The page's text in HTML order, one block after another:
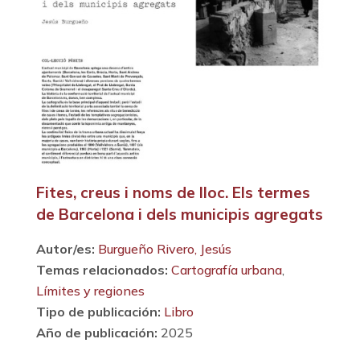
Fites, creus i noms de lloc. Els termes
de Barcelona i dels municipis agregats
Autor/es: Burgueño Rivero, Jesús
Temas relacionados: Cartografía urbana,
Límites y regiones
Tipo de publicación: Libro
Año de publicación: 2025